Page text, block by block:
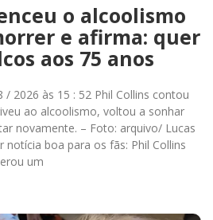
o alcoolismo
e afirma: quer
aos 75 anos
/ 2026 às 15 : 52 Phil Collins contou
ao alcoolismo, voltou a sonhar
novamente. – Foto: arquivo/ Lucas
notícia boa para os fãs: Phil Collins
um